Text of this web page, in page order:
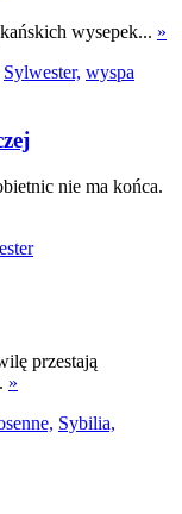
wysepek... »
Sylwester, wyspa
nie ma końca.
przestają
»
Sybilia,